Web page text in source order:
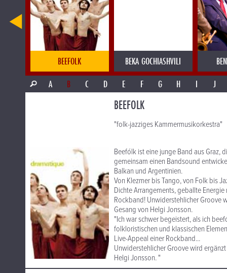
BEEFOLK BEKA GOCHIASHVILI
A
B C D E F G H I J
BEEFOLK
"folk-jazziges Kammermusikorkestra"
Beefólk ist eine junge Band aus Graz,
gemeinsam einen Bandsound
Balkan und Argentinien.
Von Klezmer bis Tango, von Folk bis
Dichte Arrangements, geballte
Rockband! Unwiderstehlicher Groove
Gesang von Helgi Jonsson.
"Ich war schwer begeistert, als ich
folkloristischen und klassischen
Live-Appeal einer Rockband...
Unwiderstehlicher Groove wird
Helgi Jonsson. "